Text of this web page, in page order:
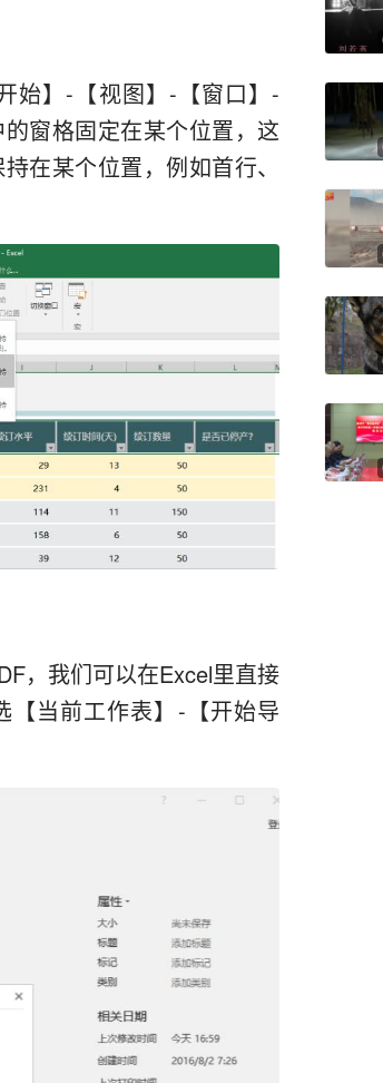
始】-【视图】-【窗口】-
窗格固定在某个位置，这
在某个位置，例如首行、
，我们可以在Excel里直接
【当前工作表】-【开始导